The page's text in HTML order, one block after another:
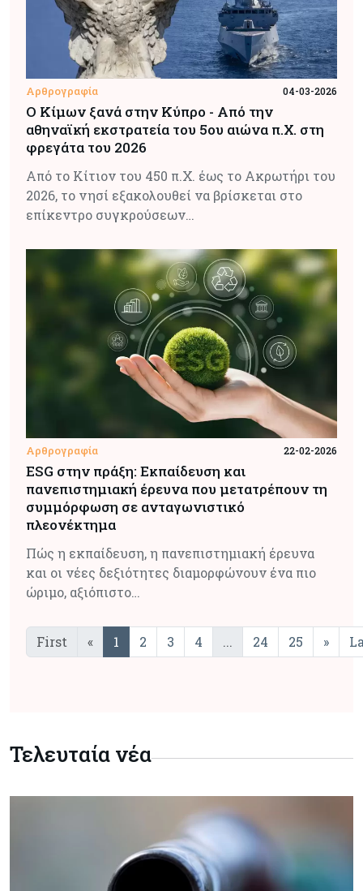
Αρθρογραφία 04-03-2026
O Κίμων ξανά στην Κύπρο - Από την
αθηναϊκή εκστρατεία του 5ου αιώνα π.Χ. στη
φρεγάτα του 2026
Από το Κίτιον του 450 π.Χ. έως το Ακρωτήρι του
2026, το νησί εξακολουθεί να βρίσκεται στο
επίκεντρο συγκρούσεων…
Αρθρογραφία 22-02-2026
ESG στην πράξη: Εκπαίδευση και
πανεπιστημιακή έρευνα που μετατρέπουν τη
συμμόρφωση σε ανταγωνιστικό
πλεονέκτημα
Πώς η εκπαίδευση, η πανεπιστημιακή έρευνα
και οι νέες δεξιότητες διαμορφώνουν ένα πιο
ώριμο, αξιόπιστο…
First « 1 2 3 4 ... 24 25 »
Τελευταία νέα